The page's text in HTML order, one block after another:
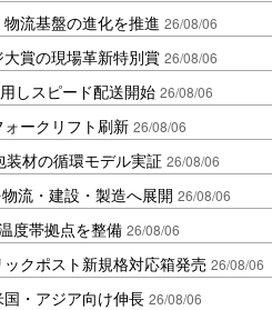
流基盤の進化を推進 26/08/06
賞の現場革新特別賞 26/08/06
しスピード配送開始 26/08/06
ークリフト刷新 26/08/06
材の循環モデル実証 26/08/06
流・建設・製造へ展開 26/08/06
度帯拠点を整備 26/08/06
クポスト新規格対応箱発売 26/08/06
・アジア向け伸長 26/08/06